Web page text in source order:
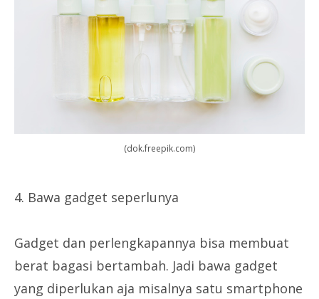
(dok.freepik.com)
4. Bawa gadget seperlunya
Gadget dan perlengkapannya bisa membuat
berat bagasi bertambah. Jadi bawa gadget
yang diperlukan aja misalnya satu smartphone